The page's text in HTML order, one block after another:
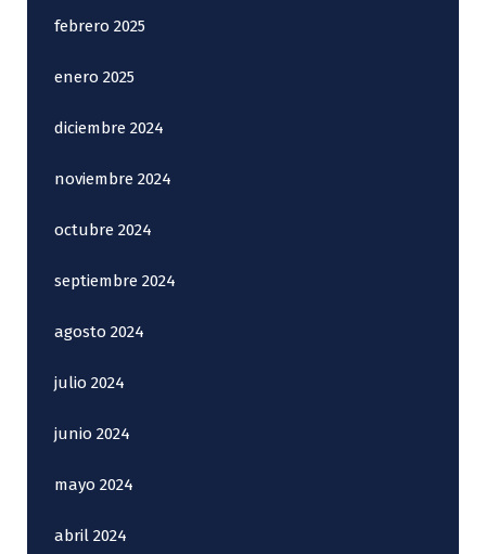
febrero 2025
enero 2025
diciembre 2024
noviembre 2024
octubre 2024
septiembre 2024
agosto 2024
julio 2024
junio 2024
mayo 2024
abril 2024